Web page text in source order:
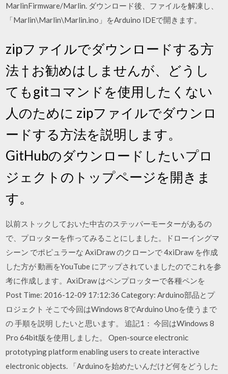
MarlinFirmware/Marlin. ダウンロード後、ファイルを解凍し、
「Marlin\Marlin\Marlin.ino」をArduino IDEで開きます。
zipファイルでダウンロードする方
法 † お勧めはしませんが、どうし
てもgitコマンドを使用したくない
人のために zipファイルでダウンロ
ードする方法を説明します。
GitHubのダウンロードしたいプロ
ジェクトのトップページを開きま
す。
以前ストックしておいた中古のステッパーモーターがあるの
で、プロッターを作ってみることにしました。ドローイングマ
シーン でポピュラーな AxiDraw のクローンで 4xiDraw を作成
した方が 動画をYouTube にアップされていましたのでこれを参
考に作成します。AxiDraw はペンプロッターで各種ペンを
Post Time: 2016-12-09 17:12:36 Category: Arduino部品とプ
ロジェクト そこで今回はWindows 8でArduino Unoを使うまで
の 手順を説明 したいと思います。 追記1： 今回はWindows 8
Pro 64bit版を使用しました。 Open-source electronic
prototyping platform enabling users to create interactive
electronic objects. 「Arduinoを始めたいんだけど何をどうした